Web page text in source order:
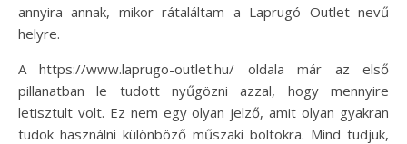
annyira annak, mikor rátaláltam a Laprugó Outlet nevű
helyre.
A https://www.laprugo-outlet.hu/ oldala már az első
pillanatban le tudott nyűgözni azzal, hogy mennyire
letisztult volt. Ez nem egy olyan jelző, amit olyan gyakran
tudok használni különböző műszaki boltokra. Mind tudjuk,